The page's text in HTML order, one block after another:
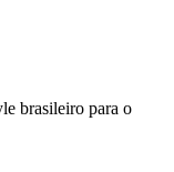
brasileiro para o